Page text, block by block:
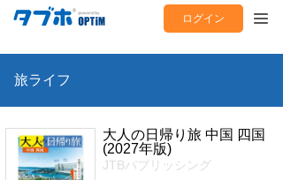
ログイン
旅ライフ
大人の日帰り旅 中国 四国
(2027年版)
JTBパブリッシング